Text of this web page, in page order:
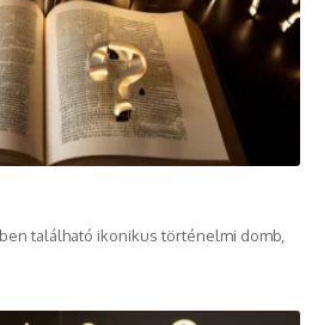
található ikonikus történelmi domb,